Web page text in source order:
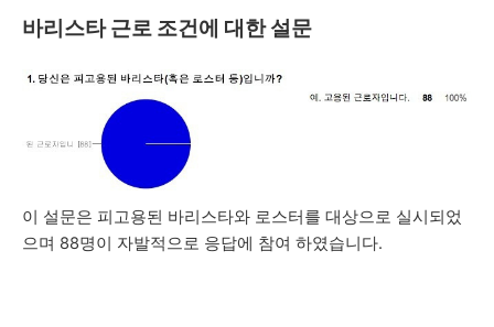
바리스타 근로 조건에 대한 설문
이 설문은 피고용된 바리스타와 로스터를 대상으로 실시되었
으며 88명이 자발적으로 응답에 참여 하였습니다.